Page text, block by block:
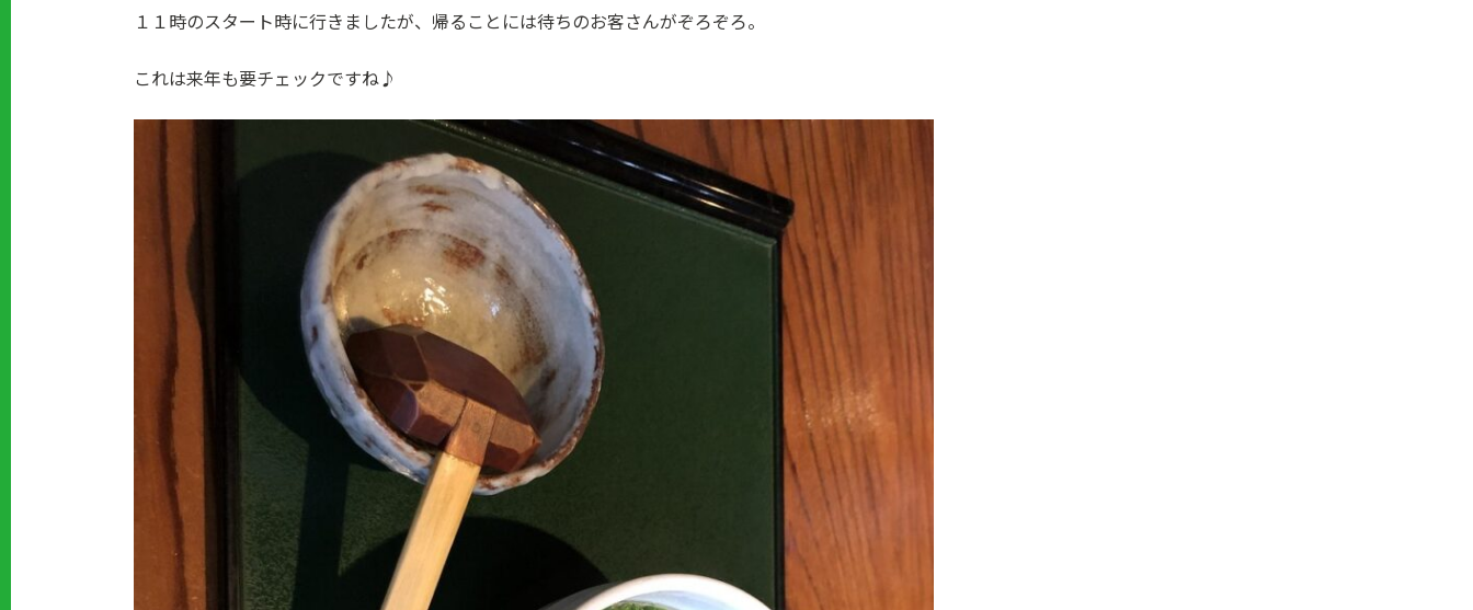
１１時のスタート時に行きましたが、帰ることには待ちのお客さんがぞろぞろ。
これは来年も要チェックですね♪